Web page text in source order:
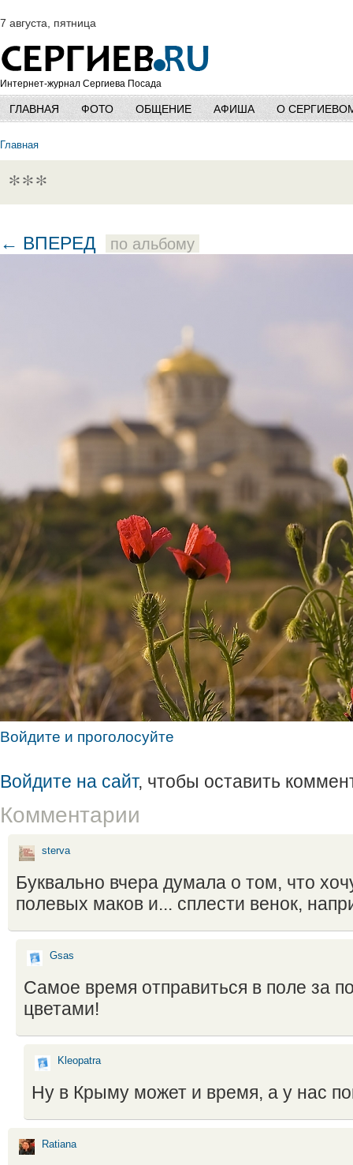
7 августа, пятница
Интернет-журнал Сергиева Посада
ГЛАВНАЯ ФОТО ОБЩЕНИЕ АФИША О
Главная
***
← ВПЕРЕД по альбому
Войдите и проголосуйте
Войдите на сайт, чтобы оставить
Комментарии
sterva
Буквально вчера думала о том, что
полевых маков и... сплести венок,
Gsas
Самое время отправиться в поле за
цветами!
Kleopatra
Ну в Крыму может и время, а у нас
Ratiana